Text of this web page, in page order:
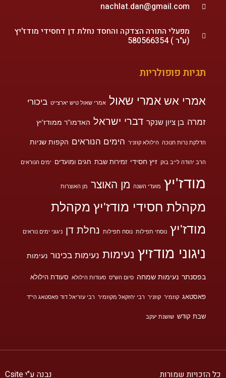
nachlat.dan@gmail.com
מפעלי התורה הצדקה והחסד נחלת דן דחסידי מודז'יץ
(ע"ר ) 580566354
תגיות פופולריות
אמרי אש אמרי שאול אמרי שאול טיש יארצייט ביכורי
זמרה בן ציון שנקר דברי ישראל האדמו"ר ממודז'יץ
הדלקת נרות חנוכה הילולא קוזניר הימים הנוראים הקפות שניות
הרב יהודה לייב בוק זיץ חסידי זמירות שבת חגים ומועדים ימים הנוראים
מודז'יץ מועדי השנה מן האוצר מן האוצרות
מקהלת חסידי מודז'יץ מקהלת
מודז'יץ
נוסחי תפילות נוסח תפילות נחלת דן ניגוני ימים נוראים
ניגוני מודזיץ נעימות נעימות בכינור נעימות
בפסנתר נעימות שמחה סיום הש"ס סעודות הילולא סעודת הילולא
פאסטאג קוזמיר קוזניר רבי יחזקאל מקוזמיר רבי עזריאל דוד פאסטאג הי"ד
שבת קודש שושנת יעקב
הזכויות שמורות נבנה ע"יCsite